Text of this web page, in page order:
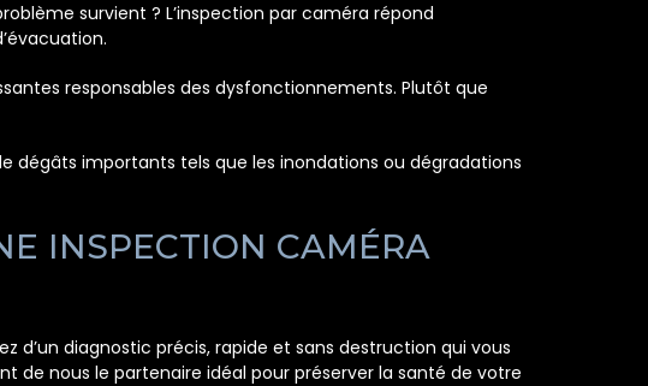
survient ? L’inspection par caméra répond
responsables des dysfonctionnements. Plutôt que
dégâts importants tels que les inondations ou dégradations
INSPECTION CAMÉRA
d’un diagnostic précis, rapide et sans destruction qui vous
de nous le partenaire idéal pour préserver la santé de votre